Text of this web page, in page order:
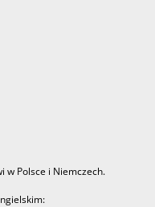
w Polsce i Niemczech.